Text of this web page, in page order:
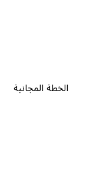
الخطة المجانية